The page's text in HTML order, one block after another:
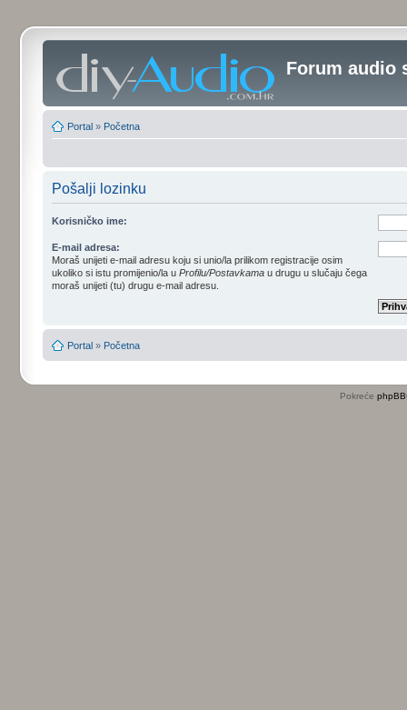
Forum audio
Portal » Početna
Pošalji lozinku
Korisničko ime:
E-mail adresa:
Moraš unijeti e-mail adresu koju si unio/la prilikom registracije osim
ukoliko si istu promijenio/la u Profilu/Postavkama u drugu u slučaju čega
moraš unijeti (tu) drugu e-mail adresu.
Portal » Početna
Pokreće phpBB